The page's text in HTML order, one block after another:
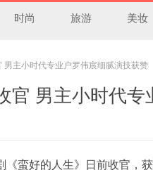
时尚 旅游 美妆
主小时代专业户罗伟宸细腻演技获赞
官 男主小时代
好的人生》日前收官，